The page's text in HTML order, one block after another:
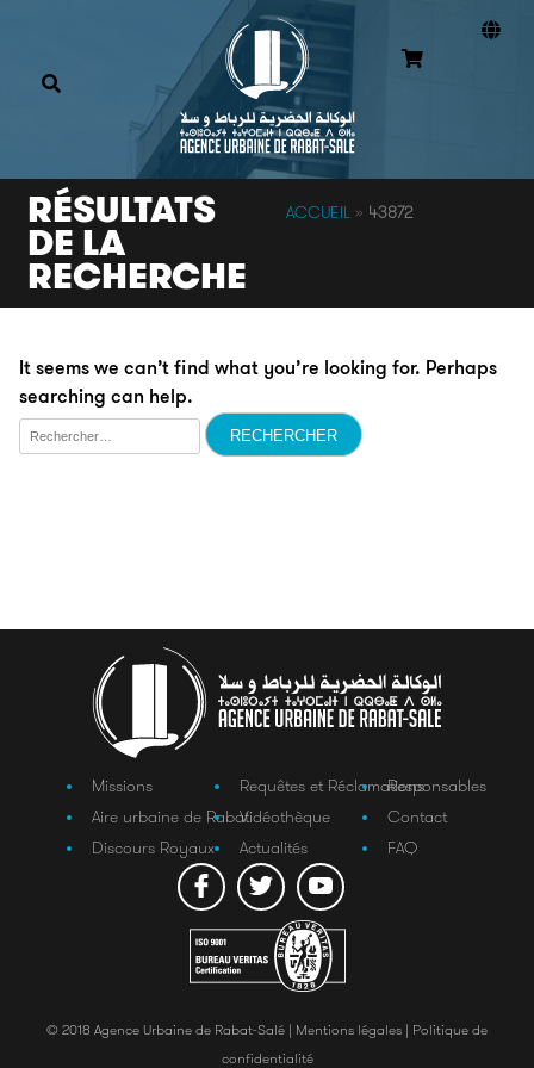
RÉSULTATS
DE LA
RECHERCHE
ACCUEIL » 43872
It seems we can’t find what you’re looking for. Perhaps
searching can help.
Rechercher :
Missions
Aire urbaine de Rabat
Discours Royaux
Requêtes et Réclamations
Vidéothèque
Actualités
Responsables
Contact
FAQ
© 2018 Agence Urbaine de Rabat-Salé | Mentions légales | Politique de
confidentialité